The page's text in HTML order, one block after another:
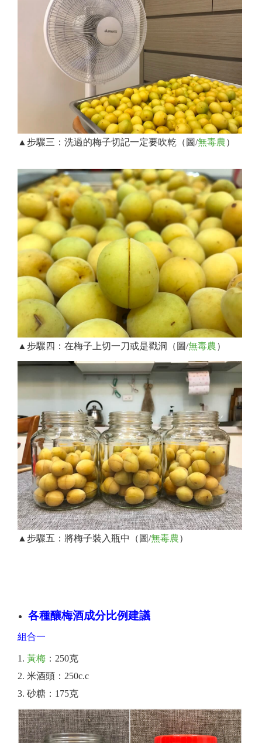
▲步驟三：洗過的梅子切記一定要吹乾（圖/無毒農）
▲步驟四：​在梅子上切一刀或是戳洞（圖/無毒農）
▲步驟五：將梅子裝入瓶中（圖/無毒農）
各種釀梅酒成分比例建議
組合一
黃梅 ：250克
米酒頭：250c.c
砂糖：175克